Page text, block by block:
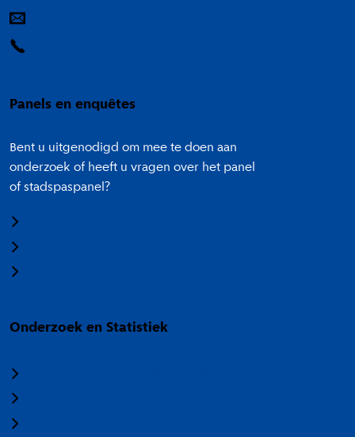
Panels en enquêtes
Bent u uitgenodigd om mee te doen aan
onderzoek of heeft u vragen over het panel
of stadspaspanel?
Onderzoek en Statistiek